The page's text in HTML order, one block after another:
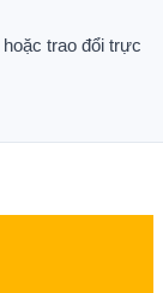
hoặc trao đổi trực